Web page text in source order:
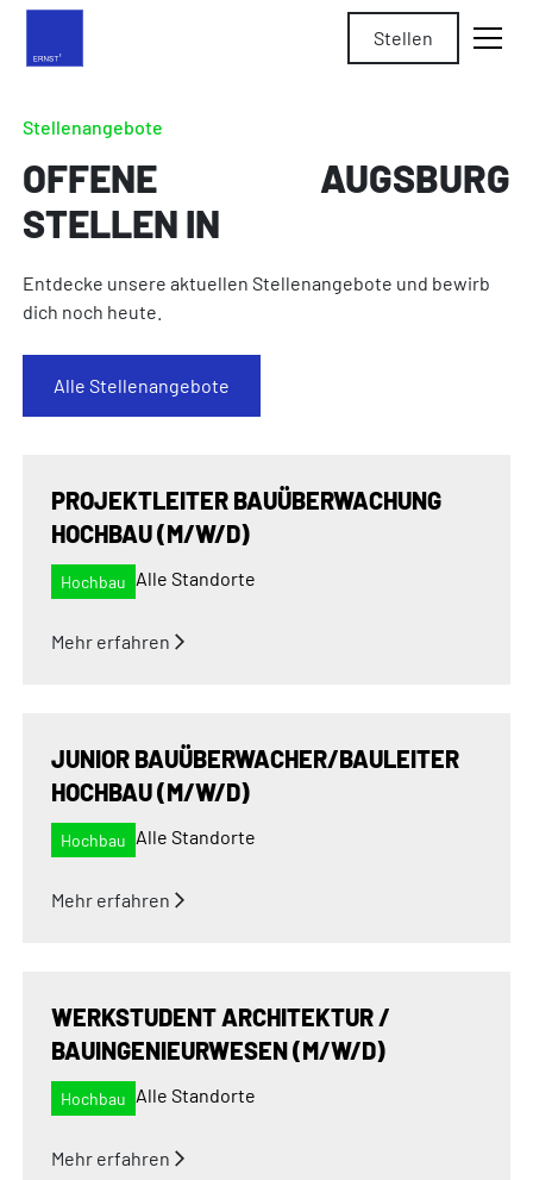
Stellen
Stellenangebote
OFFENE
STELLEN IN
AUGSBURG
Entdecke unsere aktuellen Stellenangebote und bewirb
dich noch heute.
Alle Stellenangebote
PROJEKTLEITER BAUÜBERWACHUNG
HOCHBAU (M/W/D)
Hochbau Alle Standorte
Mehr erfahren
JUNIOR BAUÜBERWACHER/BAULEITER
HOCHBAU (M/W/D)
Hochbau Alle Standorte
Mehr erfahren
WERKSTUDENT ARCHITEKTUR /
BAUINGENIEURWESEN (M/W/D)
Hochbau Alle Standorte
Mehr erfahren